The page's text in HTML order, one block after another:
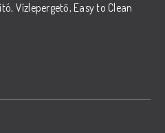
Vízlepergető, Easy to Clean